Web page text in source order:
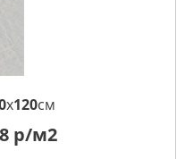
x120см
р/м2